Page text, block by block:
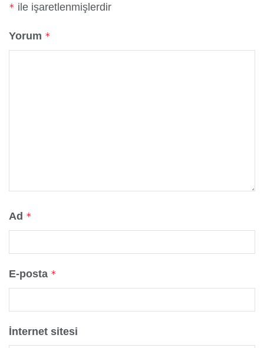
* ile işaretlenmişlerdir
Yorum *
Ad *
E-posta *
İnternet sitesi